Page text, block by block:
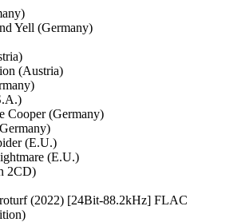
Yell (Germany)
(Austria)
Cooper (Germany)
(E.U.)
(E.U.)
2CD)
(2022) [24Bit-88.2kHz] FLAC